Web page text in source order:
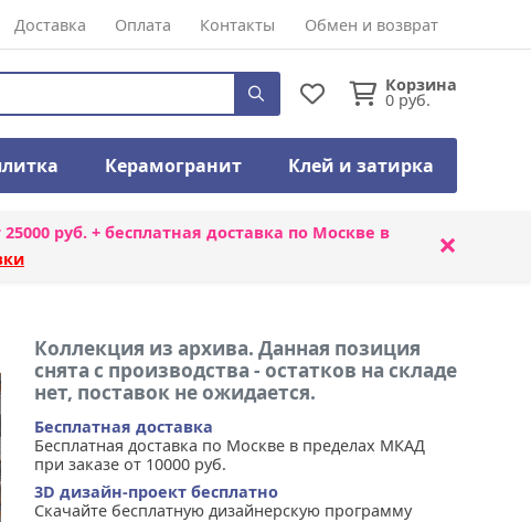
Доставка Оплата Контакты Обмен и возврат
Корзина
0 руб.
Керамогранит Клей и затирка
руб. + бесплатная доставка по Москве в
×
Коллекция из архива. Данная позиция
снята с производства - остатков на складе
нет, поставок не ожидается.
Бесплатная доставка
Бесплатная доставка по Москве в пределах МКАД
при заказе от 10000 руб.
3D дизайн-проект бесплатно
Скачайте бесплатную дизайнерскую программу